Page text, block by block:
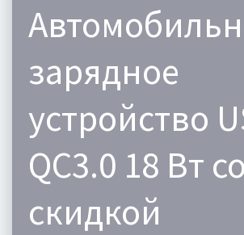
зарядное
устройство
QC3.0 18 Вт со
скидкой